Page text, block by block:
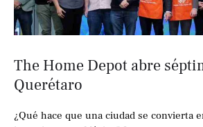
The Home Depot abre
Querétaro
¿Qué hace que una ciudad se convierta